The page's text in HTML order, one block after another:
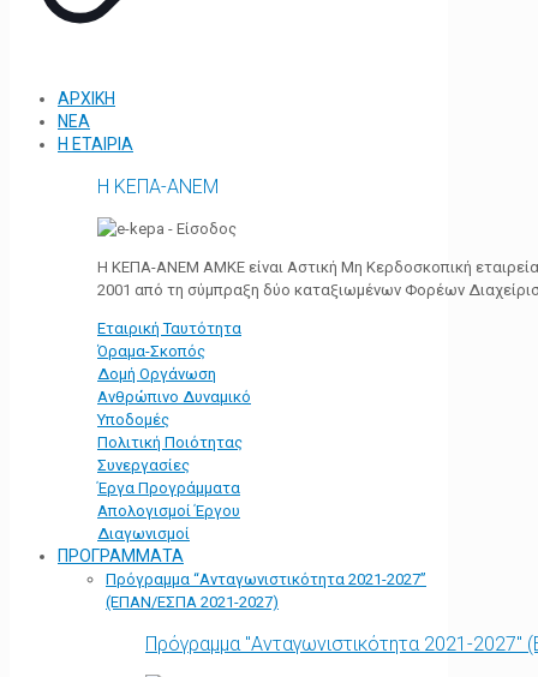
ΑΡΧΙΚΗ
ΝΕΑ
Η ΕΤΑΙΡΙΑ
Η ΚΕΠΑ-ΑΝΕΜ
Η ΚΕΠΑ-ΑΝΕΜ ΑΜΚΕ είναι Αστική Μη Κερδοσκοπική
2001 από τη σύμπραξη δύο καταξιωμένων Φορέων
Εταιρική Ταυτότητα
Όραμα-Σκοπός
Δομή Οργάνωση
Ανθρώπινο Δυναμικό
Υποδομές
Πολιτική Ποιότητας
Συνεργασίες
Έργα Προγράμματα
Απολογισμοί Έργου
Διαγωνισμοί
ΠΡΟΓΡΑΜΜΑΤΑ
Πρόγραμμα “Ανταγωνιστικότητα 2021-2027”
(ΕΠΑΝ/ΕΣΠΑ 2021-2027)
Πρόγραμμα "Ανταγωνιστικότητα 2021-